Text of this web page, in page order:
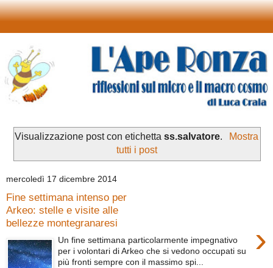
Visualizzazione post con etichettass.salvatore.
Mostra
tutti i post
mercoledì 17 dicembre 2014
Fine settimana intenso per
Arkeo: stelle e visite alle
bellezze montegranaresi
›
Un fine settimana particolarmente impegnativo
per i volontari di Arkeo che si vedono occupati su
più fronti sempre con il massimo spi...